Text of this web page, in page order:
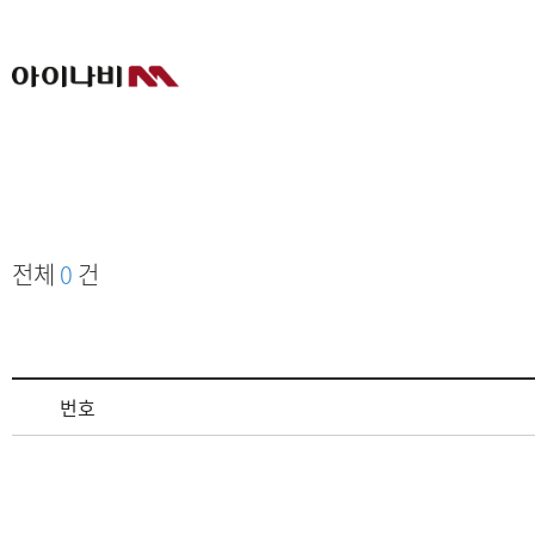
전체 0 건
번호